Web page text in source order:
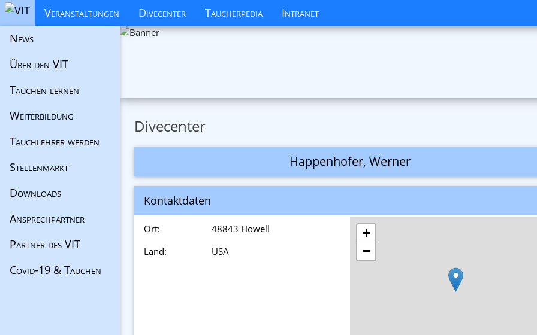
Veranstaltungen Divecenter Taucherpedia
Intranet
News
Über den VIT
Tauchen lernen
Weiterbildung
Tauchlehrer werden
Stellenmarkt
Downloads
Ansprechpartner
Partner des VIT
Covid-19 & Tauchen
Divecenter
Happenhofer, Werner
Kontaktdaten
Ort:
48843 Howell
Land:
USA
+
−